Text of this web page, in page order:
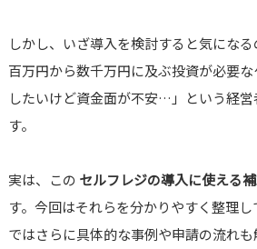
しかし、いざ導入を検討すると気にな
百万円から数千万円に及ぶ投資が必要
したいけど資金面が不安…」という経
す。
実は、この セルフレジの導入に使える
す。今回はそれらを分かりやすく整理
ではさらに具体的な事例や申請の流れも